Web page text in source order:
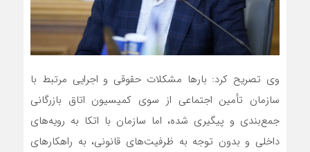
وی تصریح کرد: بارها مشکلات حقوقی و اجرایی مرتبط با
سازمان تأمین اجتماعی از سوی کمیسیون اتاق بازرگانی
جمع‌بندی و پیگیری شده، اما سازمان با اتکا به رویه‌های
داخلی و بدون توجه به ظرفیت‌های قانونی، به راهکارهای